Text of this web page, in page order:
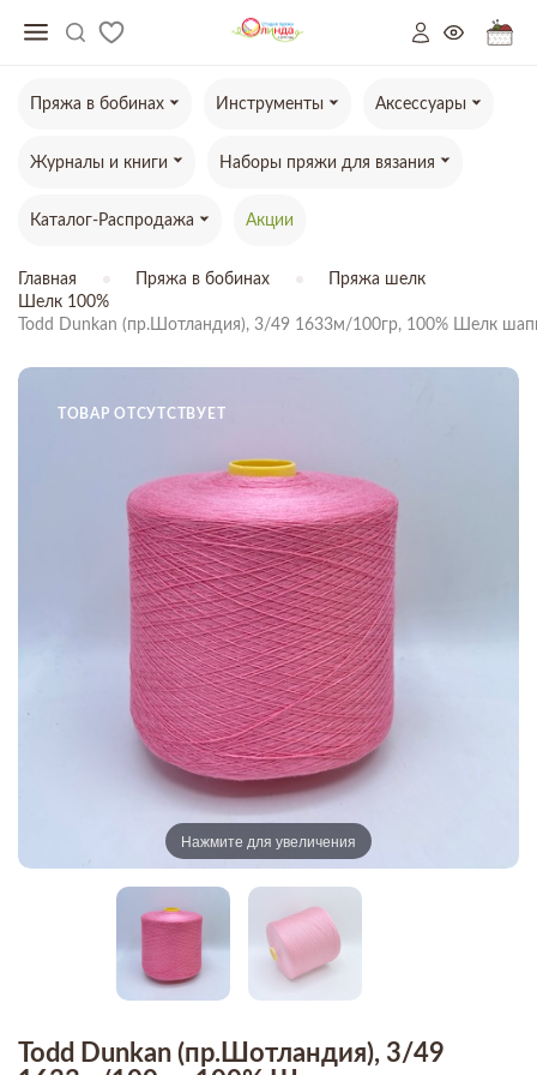
Пряжа в бобинах Инструменты Аксессуары
Журналы и книги Наборы пряжи для вязания
Каталог-Распродажа Акции
Главная Пряжа в бобинах
Пряжа шелк
Шелк 100%
Todd Dunkan (пр.Шотландия), 3/49 1633м/100гр, 100% Шелк
ТОВАР ОТСУТСТВУЕТ
Нажмите для увеличения
Todd Dunkan (пр.Шотландия), 3/49